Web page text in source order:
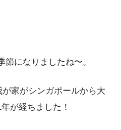
になりましたね〜。
家がシンガポールから大
が経ちました！